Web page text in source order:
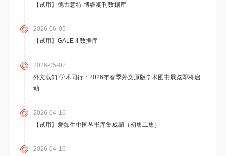
【试用】德古意特·博睿期刊数据库
2026-06-05
【试用】GALE II 数据库
2026-05-07
外文载知 学术同行：2026年春季外文原版学术图书展览即将启
动
2026-04-16
【试用】爱如生中国丛书库集成编（初集二集）
2026-04-16